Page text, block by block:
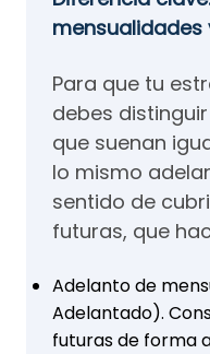
Para que tu
debes
que suenan
lo mismo
sentido de
futuras, que
Adelanto de
Adelantado).
futuras de forma